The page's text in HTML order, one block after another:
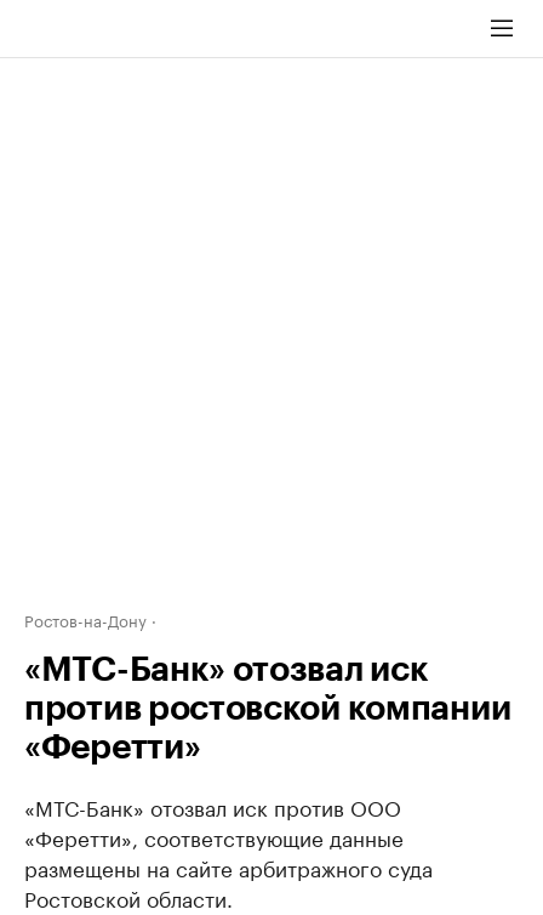
Ростов-на-Дону
«МТС-Банк» отозвал иск
против ростовской компании
«Феретти»
«МТС-Банк» отозвал иск против ООО
«Феретти», соответствующие данные
размещены на сайте арбитражного суда
Ростовской области.